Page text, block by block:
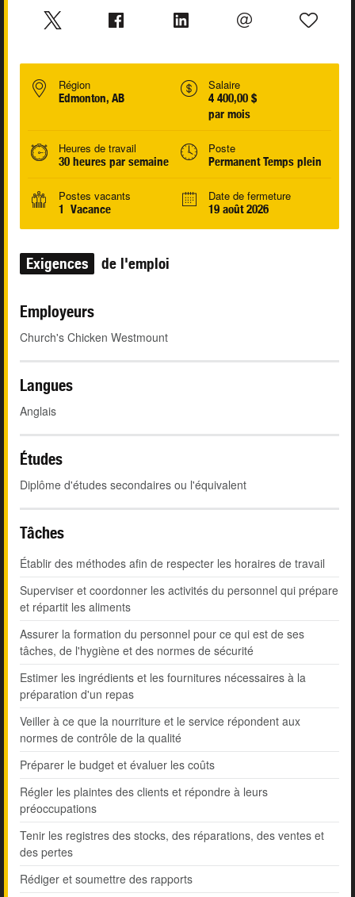
Région
Edmonton, AB
Salaire
4 400,00 $
par mois
Heures de travail
30 heures par semaine
Poste
Permanent Temps plein
Postes vacants
1 Vacance
Date de fermeture
19 août 2026
Exigences de l'emploi
Employeurs
Church's Chicken Westmount
Langues
Anglais
Études
Diplôme d'études secondaires ou l'équivalent
Tâches
Établir des méthodes afin de respecter les horaires de travail
Superviser et coordonner les activités du personnel qui prépare
et répartit les aliments
Assurer la formation du personnel pour ce qui est de ses
tâches, de l'hygiène et des normes de sécurité
Estimer les ingrédients et les fournitures nécessaires à la
préparation d'un repas
Veiller à ce que la nourriture et le service répondent aux
normes de contrôle de la qualité
Préparer le budget et évaluer les coûts
Régler les plaintes des clients et répondre à leurs
préoccupations
Tenir les registres des stocks, des réparations, des ventes et
des pertes
Rédiger et soumettre des rapports